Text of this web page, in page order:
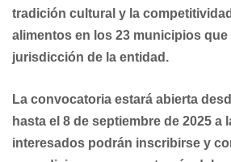
tradición cultural y la
alimentos en los 23 municipios
jurisdicción de la entidad.
La convocatoria estará abierta
hasta el 8 de septiembre de 2025 a
interesados podrán inscribirse y